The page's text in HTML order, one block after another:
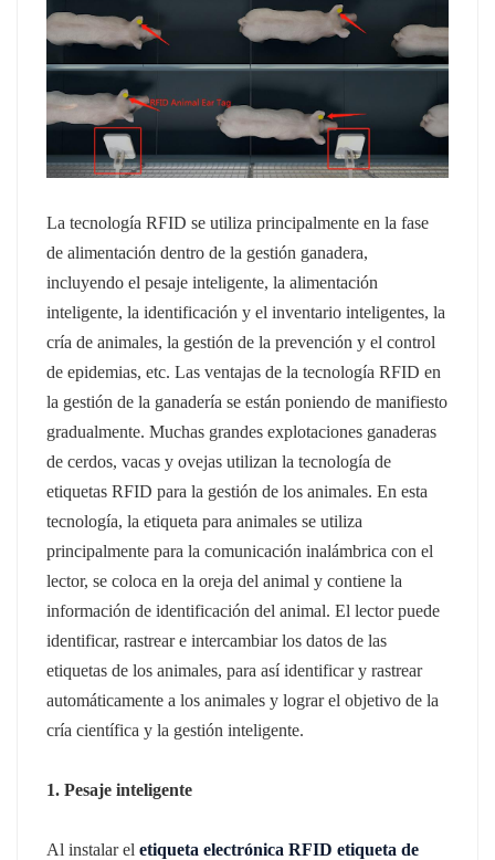
magyar
La tecnología RFID se utiliza principalmente en la fase
de alimentación dentro de la gestión ganadera,
incluyendo el pesaje inteligente, la alimentación
inteligente, la identificación y el inventario inteligentes, la
cría de animales, la gestión de la prevención y el control
de epidemias, etc.Las ventajas de la tecnología RFID en
la gestión de la ganadería se están poniendo de manifiesto
gradualmente.Muchas grandes explotaciones ganaderas
de cerdos, vacas y ovejas utilizan la tecnología de
etiquetas RFID para la gestión de los animales.En esta
tecnología, la etiqueta para animales se utiliza
principalmente para la comunicación inalámbrica con el
lector, se coloca en la oreja del animal y contiene la
información de identificación del animal.El lector puede
identificar, rastrear e intercambiar los datos de las
etiquetas de los animales, para así identificar y rastrear
automáticamente a los animales y lograr el objetivo de la
cría científica y la gestión inteligente.
1. Pesaje inteligente
Al instalar eletiqueta electrónica RFID etiqueta de